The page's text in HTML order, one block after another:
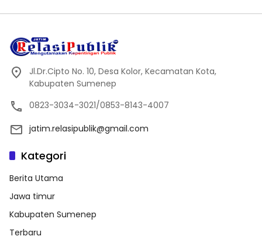
Jl.Dr.Cipto No. 10, Desa Kolor, Kecamatan Kota,
Kabupaten Sumenep
0823-3034-3021/0853-8143-4007
jatim.relasipublik@gmail.com
Kategori
Berita Utama
Jawa timur
Kabupaten Sumenep
Terbaru